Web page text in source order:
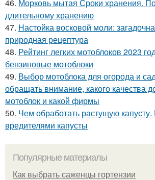
46. Морковь мытая Сроки хранения.
длительному хранению
47. Настойка восковой моли:
природная рецептура
48. Рейтинг легких мотоблоков 2023
бензиновые мотоблоки
49. Выбор мотоблока для огорода и
обращать внимание, какого качества
мотоблок и какой фирмы
50. Чем обработать растущую
вредителями капусты
Популярные материалы
Как выбрать саженцы гортензии